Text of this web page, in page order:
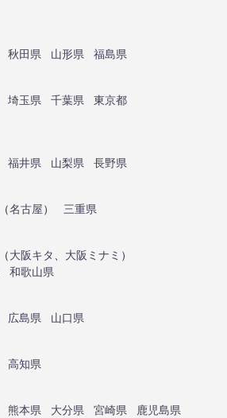
秋田県 山形県
福島県
埼玉県 千葉県
東京都
福井県 山梨県
長野県
（名古屋）
三重県
（大阪キタ 大阪ミナミ ）
和歌山県
広島県
山口県
高知県
熊本県 大分県 宮崎県
鹿児島県